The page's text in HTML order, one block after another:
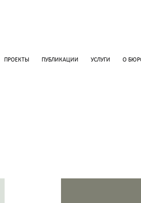
ПРОЕКТЫ ПУБЛИКАЦИИ УСЛУГИ О